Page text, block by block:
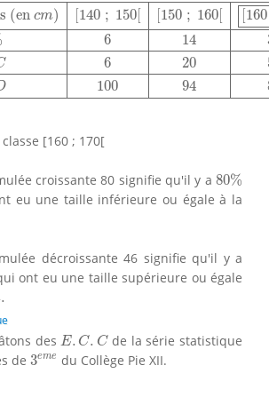
(en cm) 140 ; 150[ 150 ; 160[ 160
6 14
6 20
100 94
[160 ; 170[
croissante 80 signifie qu'il y a 80%
80%
eu une taille inférieure ou égale à la
décroissante 46 signifie qu'il y a
ont eu une taille supérieure ou égale
.
desE. C. C
E. C.C
de la série statistique
de 3eme
3em e
du Collège Pie XII.